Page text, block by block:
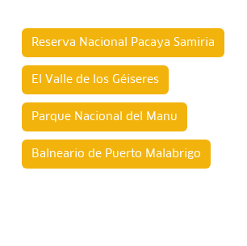
Reserva Nacional Pacaya Samiria
El Valle de los Géiseres
Parque Nacional del Manu
Balneario de Puerto Malabrigo